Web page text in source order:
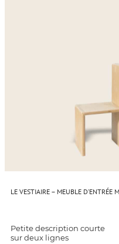
LE VESTIAIRE – MEUBLE D’ENTRÉE
Petite description courte
sur deux lignes